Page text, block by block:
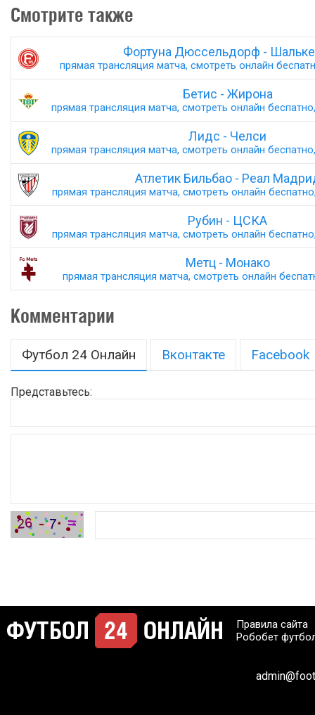
Смотрите также
Фортуна Дюссельдорф -
прямая трансляция матча, смотреть онлайн
Бетис - Жирона
прямая трансляция матча, смотреть онлайн
Лидс - Челси
прямая трансляция матча, смотреть онлайн
Атлетик Бильбао - Реал
прямая трансляция матча, смотреть онлайн
Рубин - ЦСКА
прямая трансляция матча, смотреть онлайн
Метц - Монако
прямая трансляция матча, смотреть онлайн
Комментарии
Футбол 24 Онлайн Вконтакте Facebook
Представьтесь:
Правила сайта
Робобет